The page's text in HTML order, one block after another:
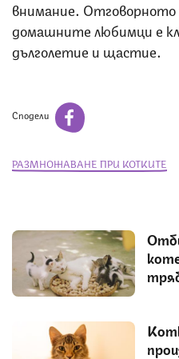
внимание.
домашните любимци е
дълголетие и щастие.
Сподели
РАЗМНОЖАВАНЕ ПРИ КОТКИТЕ